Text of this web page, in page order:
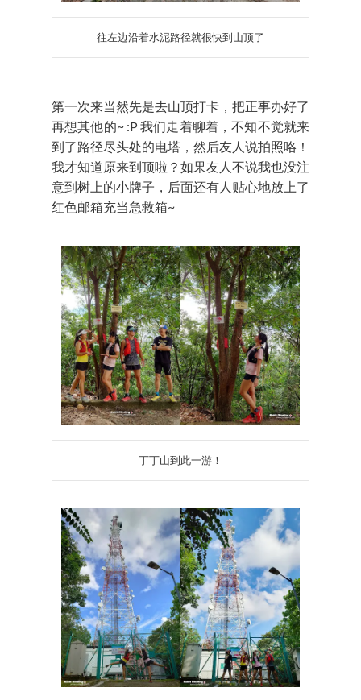
往左边沿着水泥路径就很快到山顶了
第一次来当然先是去山顶打卡，把正事办好了
再想其他的~ :P 我们走着聊着，不知不觉就来
到了路径尽头处的电塔，然后友人说拍照咯！
我才知道原来到顶啦？如果友人不说我也没注
意到树上的小牌子，后面还有人贴心地放上了
红色邮箱充当急救箱~
丁丁山到此一游！